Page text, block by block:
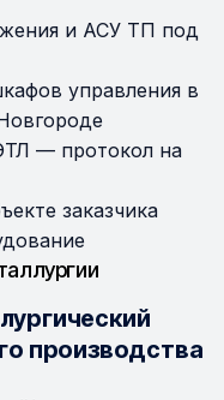
и АСУ ТП под
управления в
— протокол на
заказчика
производства